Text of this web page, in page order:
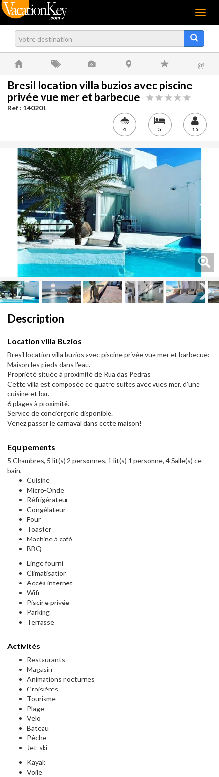
Menu
@
Bresil location villa buzios avec piscine
privée vue mer et barbecue
Ref : 140201
4 5 15
Description
Location villa Buzios
Bresil location villa buzios avec piscine privée vue mer et barbecue:
Maison les pieds dans l'eau.
Propriété située à proximité de Rua das Pedras
Cette villa est composée de quatre suites avec vues mer, d'une
cuisine et bar.
6 plages à proximité.
Service de conciergerie disponible.
Venez passer le carnaval dans cette maison!
Equipements
5 Chambres, 5 lit(s) 2 personnes, 1 lit(s) 1 personne, 4 Salle(s) de
bain,
Cuisine
Micro-Onde
Réfrigérateur
Congélateur
Four
Toaster
Machine à café
BBQ
Linge fourni
Climatisation
Accès internet
Wifi
Piscine privée
Parking
Terrasse
Activités
Restaurants
Magasin
Animations nocturnes
Croisières
Tourisme
Plage
Velo
Bateau
Pêche
Jet-ski
Kayak
Voile